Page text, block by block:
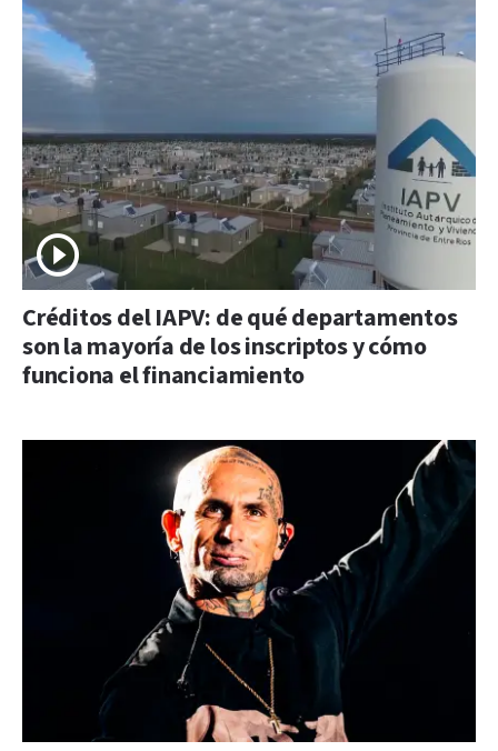
Créditos del IAPV: de qué departamentos
son la mayoría de los inscriptos y cómo
funciona el financiamiento